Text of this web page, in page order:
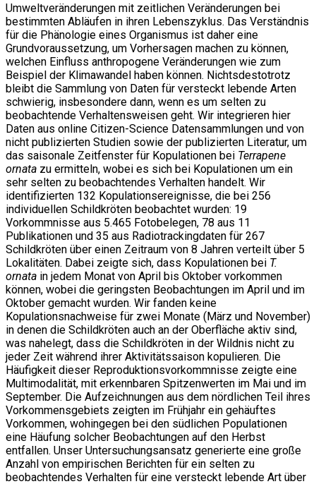
Umweltveränderungen mit zeitlichen Veränderungen bei
bestimmten Abläufen in ihren Lebenszyklus. Das Verständnis
für die Phänologie eines Organismus ist daher eine
Grundvoraussetzung, um Vorhersagen machen zu können,
welchen Einfluss anthropogene Veränderungen wie zum
Beispiel der Klimawandel haben können. Nichtsdestotrotz
bleibt die Sammlung von Daten für versteckt lebende Arten
schwierig, insbesondere dann, wenn es um selten zu
beobachtende Verhaltensweisen geht. Wir integrieren hier
Daten aus online Citizen-Science Datensammlungen und von
nicht publizierten Studien sowie der publizierten Literatur, um
das saisonale Zeitfenster für Kopulationen bei Terrapene
ornata zu ermitteln, wobei es sich bei Kopulationen um ein
sehr selten zu beobachtendes Verhalten handelt. Wir
identifizierten 132 Kopulationsereignisse, die bei 256
individuellen Schildkröten beobachtet wurden: 19
Vorkommnisse aus 5.465 Fotobelegen, 78 aus 11
Publikationen und 35 aus Radiotrackingdaten für 267
Schildkröten über einen Zeitraum von 8 Jahren verteilt über 5
Lokalitäten. Dabei zeigte sich, dass Kopulationen bei T.
ornata in jedem Monat von April bis Oktober vorkommen
können, wobei die geringsten Beobachtungen im April und im
Oktober gemacht wurden. Wir fanden keine
Kopulationsnachweise für zwei Monate (März und November)
in denen die Schildkröten auch an der Oberfläche aktiv sind,
was nahelegt, dass die Schildkröten in der Wildnis nicht zu
jeder Zeit während ihrer Aktivitätssaison kopulieren. Die
Häufigkeit dieser Reproduktionsvorkommnisse zeigte eine
Multimodalität, mit erkennbaren Spitzenwerten im Mai und im
September. Die Aufzeichnungen aus dem nördlichen Teil ihres
Vorkommensgebiets zeigten im Frühjahr ein gehäuftes
Vorkommen, wohingegen bei den südlichen Populationen
eine Häufung solcher Beobachtungen auf den Herbst
entfallen. Unser Untersuchungsansatz generierte eine große
Anzahl von empirischen Berichten für ein selten zu
beobachtendes Verhalten für eine versteckt lebende Art über